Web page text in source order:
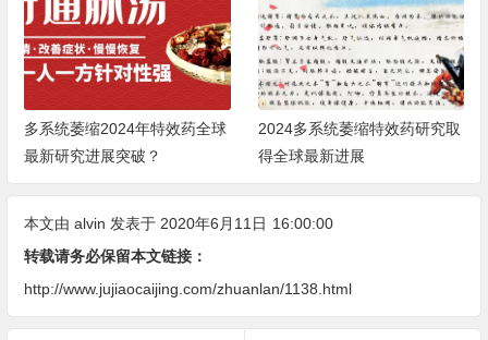
多系统萎缩2024年特效药全球
最新研究进展突破？
2024多系统萎缩特效药研究取
得全球最新进展
本文由 alvin 发表于 2020年6月11日 16:00:00
转载请务必保留本文链接：
http://www.jujiaocaijing.com/zhuanlan/1138.html